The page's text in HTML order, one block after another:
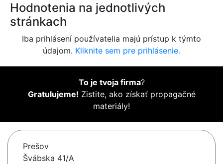
Hodnotenia na jednotlivých
stránkach
Iba prihlásení používatelia majú prístup k týmto
údajom. Kliknite sem pre prihlásenie.
To je tvoja firma?
Gratulujeme! Zistite, ako získať propagačné
materiály!
Prešov
Švábska 41/A